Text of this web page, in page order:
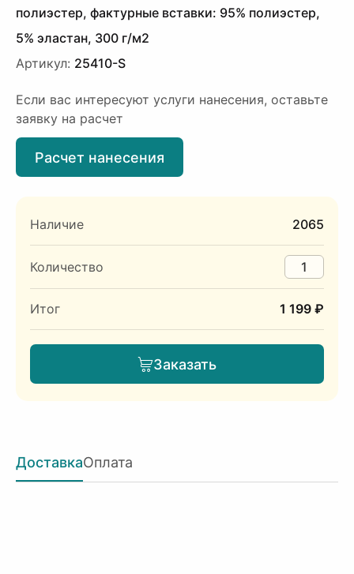
полиэстер, фактурные вставки: 95% полиэстер,
5% эластан, 300 г/м2
Артикул: 25410-S
Если вас интересуют услуги нанесения, оставьте
заявку на расчет
Расчет нанесения
Наличие 2065
Количество
Итог 1 199 ₽
Заказать
ДоставкаОплата